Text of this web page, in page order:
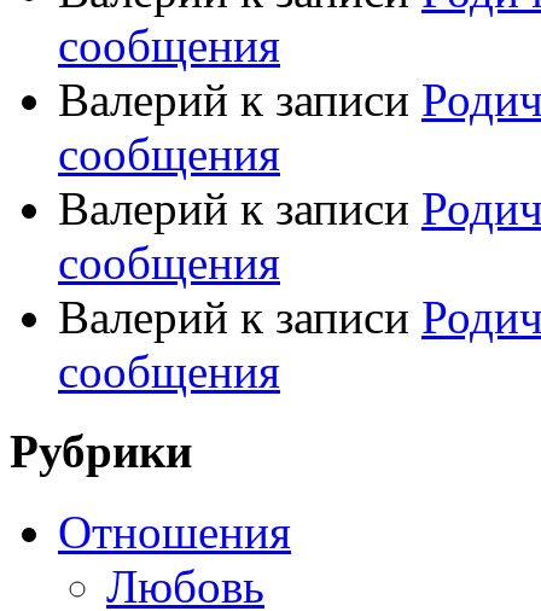
сообщения
Валерий к записи
сообщения
Валерий к записи
сообщения
Валерий к записи
сообщения
Рубрики
Отношения
Любовь